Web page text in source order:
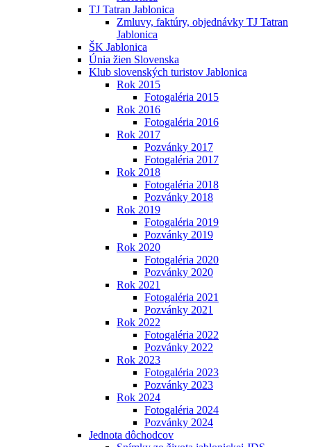
TJ Tatran Jablonica
Zmluvy, faktúry, objednávky TJ Tatran
Jablonica
ŠK Jablonica
Únia žien Slovenska
Klub slovenských turistov Jablonica
Rok 2015
Fotogaléria 2015
Rok 2016
Fotogaléria 2016
Rok 2017
Pozvánky 2017
Fotogaléria 2017
Rok 2018
Fotogaléria 2018
Pozvánky 2018
Rok 2019
Fotogaléria 2019
Pozvánky 2019
Rok 2020
Fotogaléria 2020
Pozvánky 2020
Rok 2021
Fotogaléria 2021
Pozvánky 2021
Rok 2022
Fotogaléria 2022
Pozvánky 2022
Rok 2023
Fotogaléria 2023
Pozvánky 2023
Rok 2024
Fotogaléria 2024
Pozvánky 2024
Jednota dôchodcov